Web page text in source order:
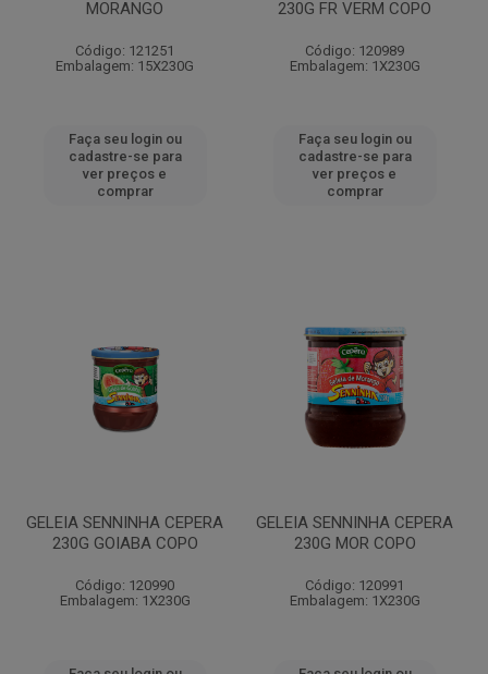
MORANGO
Código: 121251
Embalagem: 15X230G
Faça seu login ou
cadastre-se para
ver preços e
comprar
230G FR VERM COPO
Código: 120989
Embalagem: 1X230G
Faça seu login ou
cadastre-se para
ver preços e
comprar
GELEIA SENNINHA CEPERA
230G GOIABA COPO
Código: 120990
Embalagem: 1X230G
GELEIA SENNINHA CEPERA
230G MOR COPO
Código: 120991
Embalagem: 1X230G